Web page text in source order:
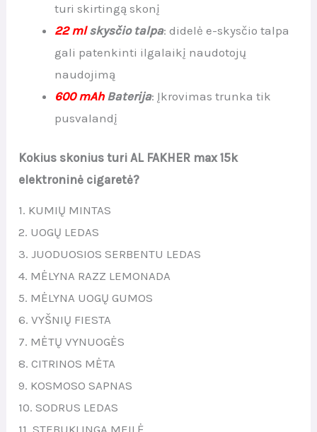
turi skirtingą skonį
22 mlskysčio talpa: didelė e-skysčio talpa
gali patenkinti ilgalaikį naudotojų
naudojimą
600 mAhBaterija: Įkrovimas trunka tik
pusvalandį
Kokius skonius turi AL FAKHER max 15k
elektroninė cigaretė?
1. KUMIŲ MINTAS
2. UOGŲ LEDAS
3. JUODUOSIOS SERBENTU LEDAS
4. MĖLYNA RAZZ LEMONADA
5. MĖLYNA UOGŲ GUMOS
6. VYŠNIŲ FIESTA
7. MĖTŲ VYNUOGĖS
8. CITRINOS MĖTA
9. KOSMOSO SAPNAS
10. SODRUS LEDAS
11. STEBUKLINGA MEILĖ